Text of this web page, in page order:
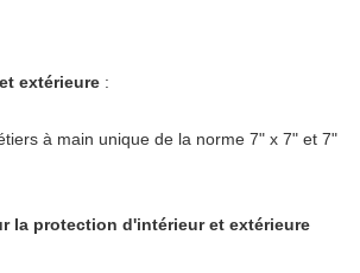
extérieure :
à main unique de la norme 7" x 7" et 7"
la protection d'intérieur et extérieure